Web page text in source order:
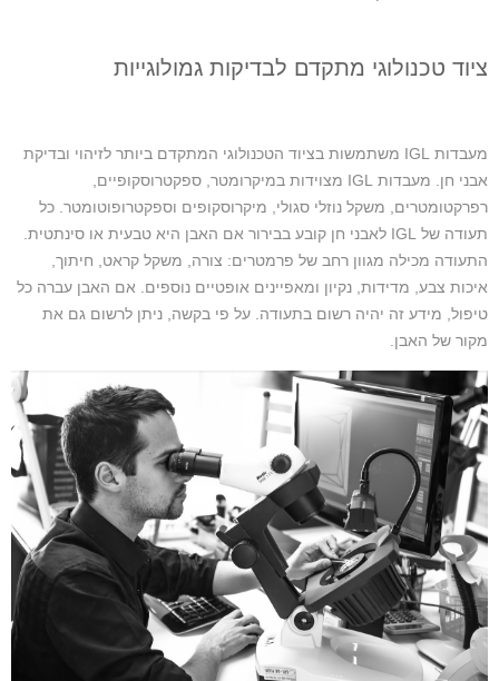
ציוד טכנולוגי מתקדם לבדיקות גמולוגייות
מעבדות IGL משתמשות בציוד הטכנולוגי המתקדם ביותר לזיהוי ובדיקת
אבני חן. מעבדות IGL מצוידות במיקרומטר, ספקטרוסקופיים,
רפרקטומטרים, משקל נוזלי סגולי, מיקרוסקופים וספקטרופוטומטר. כל
תעודה של IGL לאבני חן קובע בבירור אם האבן היא טבעית או סינתטית.
התעודה מכילה מגוון רחב של פרמטרים: צורה, משקל קראט, חיתוך,
איכות צבע, מדידות, נקיון ומאפיינים אופטיים נוספים. אם האבן עברה כל
טיפול, מידע זה יהיה רשום בתעודה. על פי בקשה, ניתן לרשום גם את
מקור של האבן.